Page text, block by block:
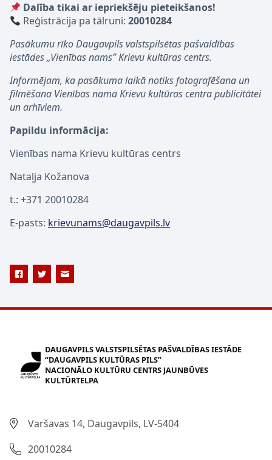
Dalība tikai ar iepriekšēju pieteikšanos!
Reģistrācija pa tālruni:20010284
Pasākumu rīko Daugavpils valstspilsētas pašvaldības
iestādes „Vienības nams” Krievu kultūras centrs.
Informējam, ka pasākuma laikā notiks fotografēšana un
filmēšana Vienības nama Krievu kultūras centra publicitātei
un arhīviem.
Papildu informācija:
Vienības nama Krievu kultūras centrs
Nataļja Kožanova
t.: +371 20010284
E-pasts: krievunams@daugavpils.lv
DAUGAVPILS VALSTSPILSĒTAS PAŠVALDĪBAS IESTĀDE
“DAUGAVPILS KULTŪRAS PILS”
NACIONĀLO KULTŪRU CENTRS JAUNBŪVES
KULTŪRTELPA
Varšavas 14, Daugavpils, LV-5404
20010284